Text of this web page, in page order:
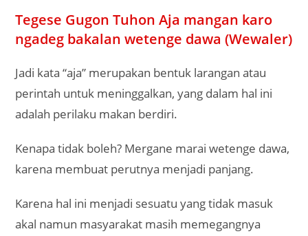
Tegese Gugon Tuhon Aja mangan karo
ngadeg bakalan wetenge dawa (Wewaler)
Jadi kata “aja” merupakan bentuk larangan atau
perintah untuk meninggalkan, yang dalam hal ini
adalah perilaku makan berdiri.
Kenapa tidak boleh? Mergane marai wetenge dawa,
karena membuat perutnya menjadi panjang.
Karena hal ini menjadi sesuatu yang tidak masuk
akal namun masyarakat masih memegangnya